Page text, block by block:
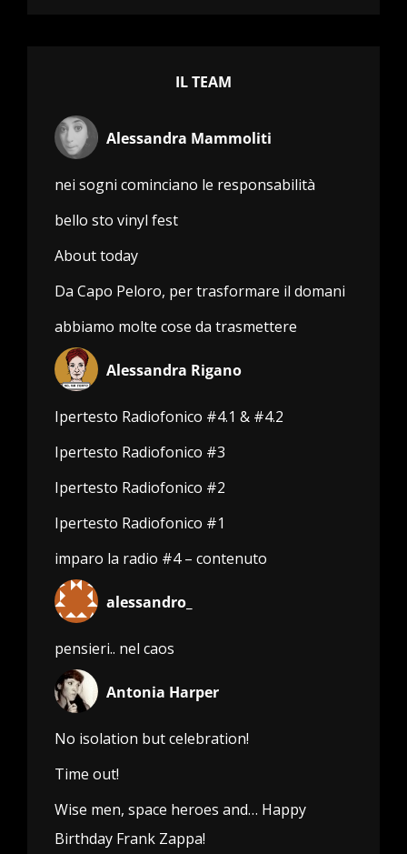
IL TEAM
Alessandra Mammoliti
nei sogni cominciano le responsabilità
bello sto vinyl fest
About today
Da Capo Peloro, per trasformare il domani
abbiamo molte cose da trasmettere
Alessandra Rigano
Ipertesto Radiofonico #4.1 & #4.2
Ipertesto Radiofonico #3
Ipertesto Radiofonico #2
Ipertesto Radiofonico #1
imparo la radio #4 – contenuto
alessandro_
pensieri.. nel caos
Antonia Harper
No isolation but celebration!
Time out!
Wise men, space heroes and… Happy
Birthday Frank Zappa!